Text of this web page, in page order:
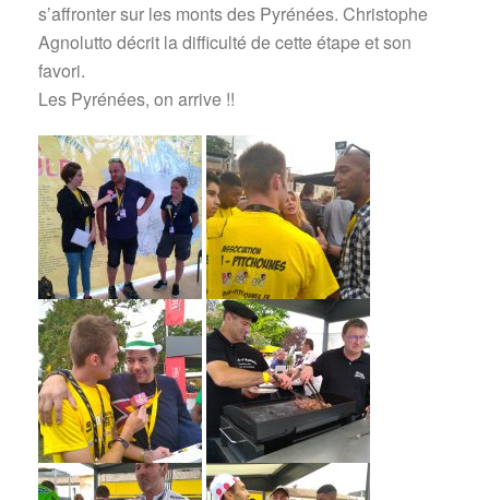
s’affronter sur les monts des Pyrénées. Christophe
Agnolutto décrit la difficulté de cette étape et son
favori.
Les Pyrénées, on arrive !!